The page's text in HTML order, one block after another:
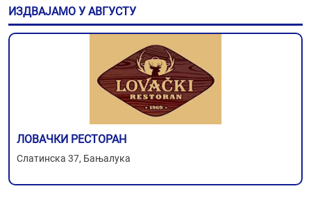
ИЗДВАЈАМО У АВГУСТУ
ЛОВАЧКИ РЕСТОРАН
Слатинска 37, Бањалука